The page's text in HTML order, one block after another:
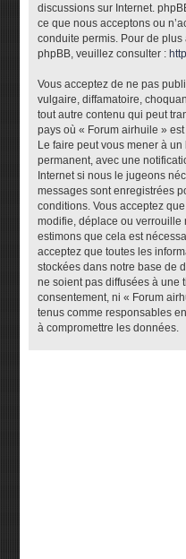
discussions sur Internet.
ce que nous acceptons ou
conduite permis. Pour de
phpBB, veuillez consulter :
Vous acceptez de ne pas
vulgaire, diffamatoire,
tout autre contenu qui peut
pays où « Forum airhuile »
Le faire peut vous mener à
permanent, avec une
Internet si nous le jugeons
messages sont enregistrées
conditions. Vous acceptez
modifie, déplace ou verrouille
estimons que cela est
acceptez que toutes les
stockées dans notre base de
ne soient pas diffusées à une
consentement, ni « Forum
tenus comme responsables
à compromettre les données.